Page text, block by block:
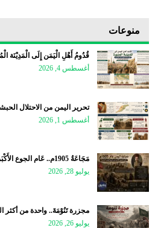
منوعات
قُدُومُ أَهْلِ الْيَمَن إِلَى الْمَدِيْنَة
أغسطس 4, 2026
تحرير اليمن من الاحتلال الحبشي عام 572م.
أغسطس 1, 2026
مَجَاعَةُ 1905م.. عَام الجوع الأَكْبَر في تاريخ اليمن…
يوليو 28, 2026
مجزرة تَنُوْمَةَ.. واحدة من
يوليو 26, 2026